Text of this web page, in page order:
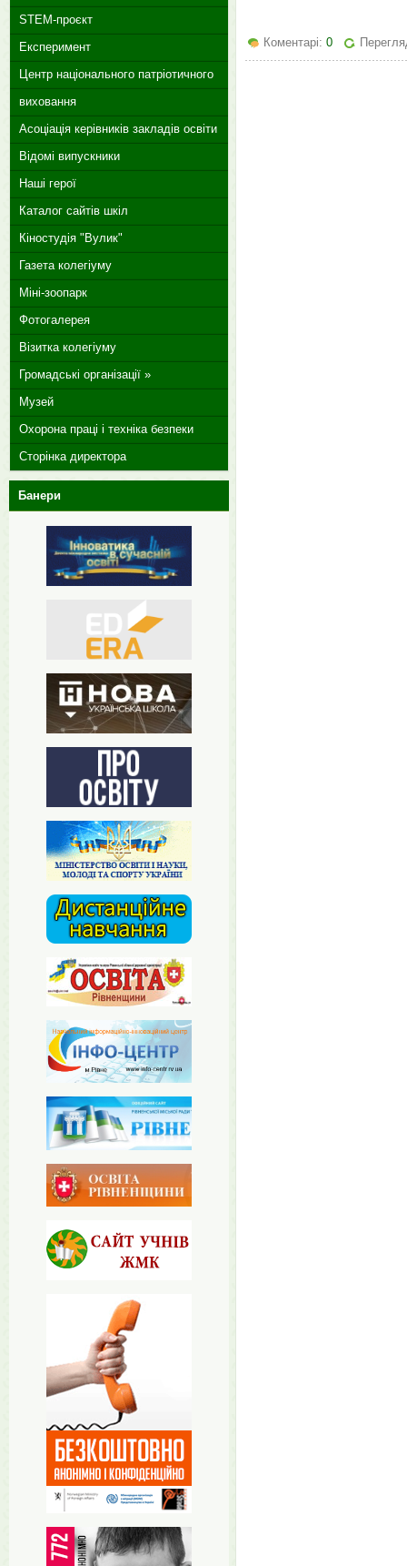
Коментарі: 0
STEM-проєкт
Експеримент
Центр національного патріотичного
виховання
Асоціація керівників закладів освіти
Відомі випускники
Наші герої
Каталог сайтів шкіл
Кіностудія "Вулик"
Газета колегіуму
Міні-зоопарк
Фотогалерея
Візитка колегіуму
Громадські організації »
Музей
Охорона праці і техніка безпеки
Сторінка директора
Банери